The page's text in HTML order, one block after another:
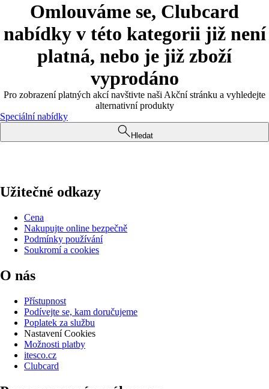
Omlouváme se, Clubcard
nabídky v této kategorii již není
platná, nebo je již zboží
vyprodáno
Pro zobrazení platných akcí navštivte naši Akční stránku a vyhledejte
alternativní produkty
Speciální nabídky
Hledat
Užitečné odkazy
Cena
Nakupujte online bezpečně
Podmínky používání
Soukromí a cookies
O nás
Přístupnost
Podívejte se, kam doručujeme
Poplatek za službu
Nastavení Cookies
Možnosti platby
itesco.cz
Clubcard